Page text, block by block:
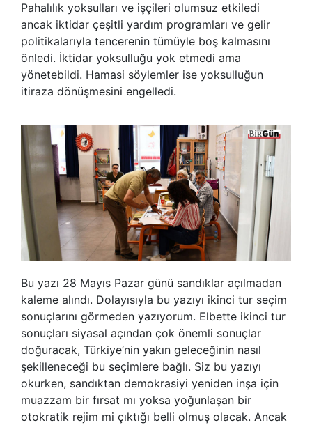
Pahalılık yoksulları ve işçileri olumsuz etkiledi
ancak iktidar çeşitli yardım programları ve gelir
politikalarıyla tencerenin tümüyle boş kalmasını
önledi. İktidar yoksulluğu yok etmedi ama
yönetebildi. Hamasi söylemler ise yoksulluğun
itiraza dönüşmesini engelledi.
Bu yazı 28 Mayıs Pazar günü sandıklar açılmadan
kaleme alındı. Dolayısıyla bu yazıyı ikinci tur seçim
sonuçlarını görmeden yazıyorum. Elbette ikinci tur
sonuçları siyasal açından çok önemli sonuçlar
doğuracak, Türkiye’nin yakın geleceğinin nasıl
şekilleneceği bu seçimlere bağlı. Siz bu yazıyı
okurken, sandıktan demokrasiyi yeniden inşa için
muazzam bir fırsat mı yoksa yoğunlaşan bir
otokratik rejim mi çıktığı belli olmuş olacak. Ancak